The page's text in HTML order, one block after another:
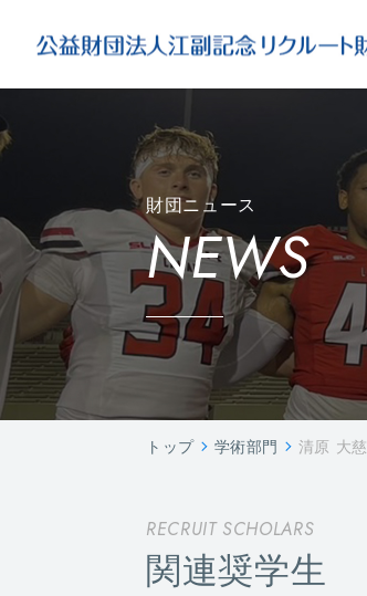
財団ニュース
NEWS
トップ 学術部門 清原 大慈
RECRUIT SCHOLARS
関連奨学生